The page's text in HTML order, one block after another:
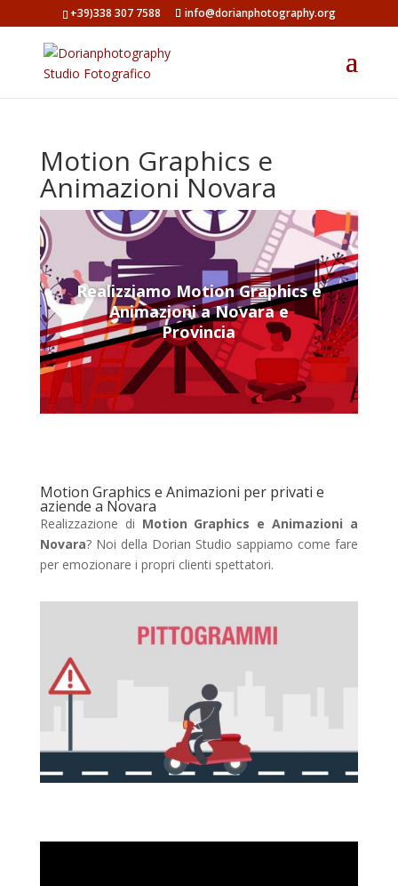
+39)338 307 7588 info@dorianphotography.org
Motion Graphics e
Animazioni Novara
Realizziamo Motion Graphics e
Animazioni a Novara e
Provincia
Motion Graphics e Animazioni per privati e
aziende a Novara
Realizzazione di Motion Graphics e Animazioni a
Novara? Noi della Dorian Studio sappiamo come fare
per emozionare i propri clienti spettatori.